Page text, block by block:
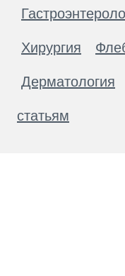
Хирургия
Дерматология
статьям